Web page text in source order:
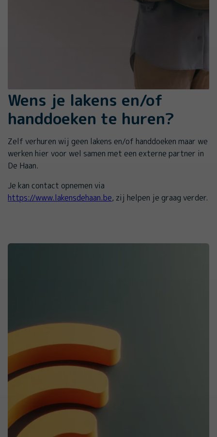
Wens je lakens en/of
handdoeken te huren?
Zelf verhuren wij geen lakens en/of handdoeken maar we
werken hier voor wel samen met een externe partner in
De Haan.
Je kan contact opnemen via
https://www.lakensdehaan.be, zij helpen je graag verder.